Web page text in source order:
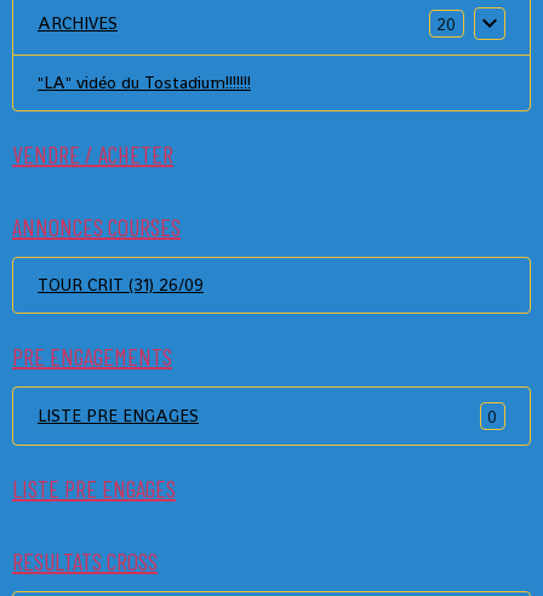
ARCHIVES 20
"LA" vidéo du Tostadium!!!!!!!
VENDRE / ACHETER
ANNONCES COURSES
TOUR CRIT (31) 26/09
PRE ENGAGEMENTS
LISTE PRE ENGAGES 0
LISTE PRE ENGAGES
RESULTATS CROSS